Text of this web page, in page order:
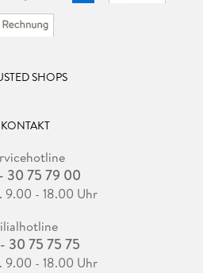
SHOPS
KONTAKT
30 75 79 00
9.00 - 18.00 Uhr
30 75 75 75
9.00 - 18.00 Uhr